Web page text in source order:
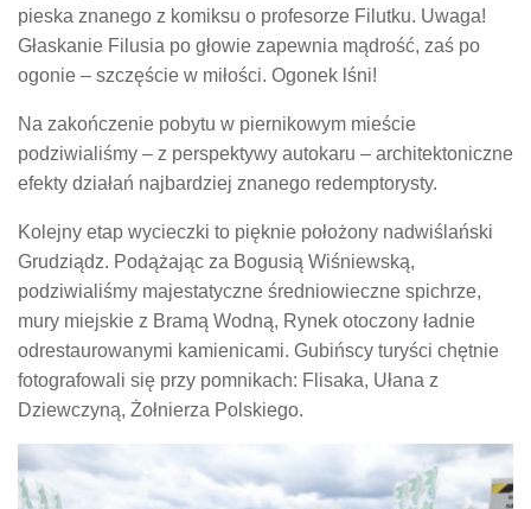
pieska znanego z komiksu o profesorze Filutku. Uwaga!
Głaskanie Filusia po głowie zapewnia mądrość, zaś po
ogonie – szczęście w miłości. Ogonek lśni!
Na zakończenie pobytu w piernikowym mieście
podziwialiśmy – z perspektywy autokaru – architektoniczne
efekty działań najbardziej znanego redemptorysty.
Kolejny etap wycieczki to pięknie położony nadwiślański
Grudziądz. Podążając za Bogusią Wiśniewską,
podziwialiśmy majestatyczne średniowieczne spichrze,
mury miejskie z Bramą Wodną, Rynek otoczony ładnie
odrestaurowanymi kamienicami. Gubińscy turyści chętnie
fotografowali się przy pomnikach: Flisaka, Ułana z
Dziewczyną, Żołnierza Polskiego.